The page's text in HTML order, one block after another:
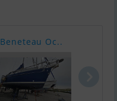
Beneteau Oc..